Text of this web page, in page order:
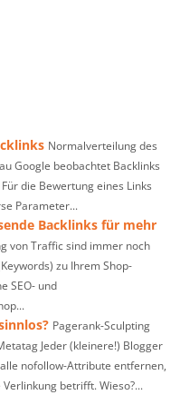
Normalverteilung des
Google beobachtet Backlinks
die Bewertung eines Links
Parameter...
Backlinks für mehr
von Traffic sind immer noch
zu Ihrem Shop-
SEO- und
Pagerank-Sculpting
Jeder (kleinere!) Blogger
nofollow-Attribute entfernen,
betrifft. Wieso?...